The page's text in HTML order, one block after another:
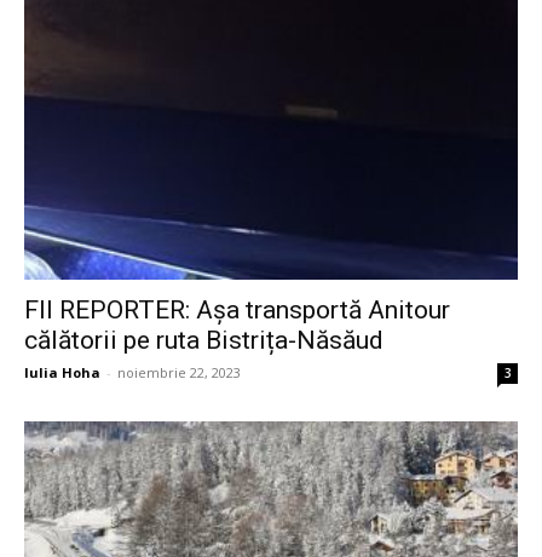
FII REPORTER: Așa transportă Anitour
călătorii pe ruta Bistrița-Năsăud
Iulia Hoha - noiembrie 22, 2023 3